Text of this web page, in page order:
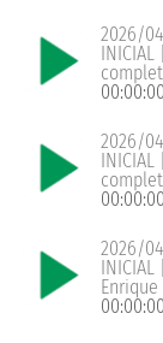
2026/
00:00:00
2026/
00:00:00
2026/
00:00:00